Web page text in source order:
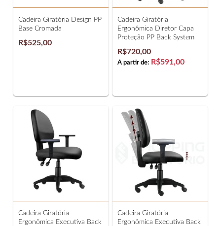
Cadeira Giratória Design PP
Base Cromada
R$525,00
Cadeira Giratória
Ergonômica Diretor Capa
Proteção PP Back System
R$720,00
A partir de: R$591,00
Cadeira Giratória
Ergonômica Executiva Back
Cadeira Giratória
Ergonômica Executiva Back